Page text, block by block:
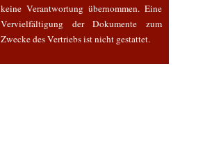
keine Verantwortung übernommen. Eine
Vervielfältigung der Dokumente zum
Zwecke des Vertriebs ist nicht gestattet.